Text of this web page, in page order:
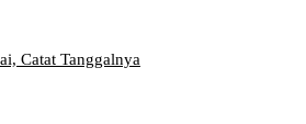
Catat Tanggalnya